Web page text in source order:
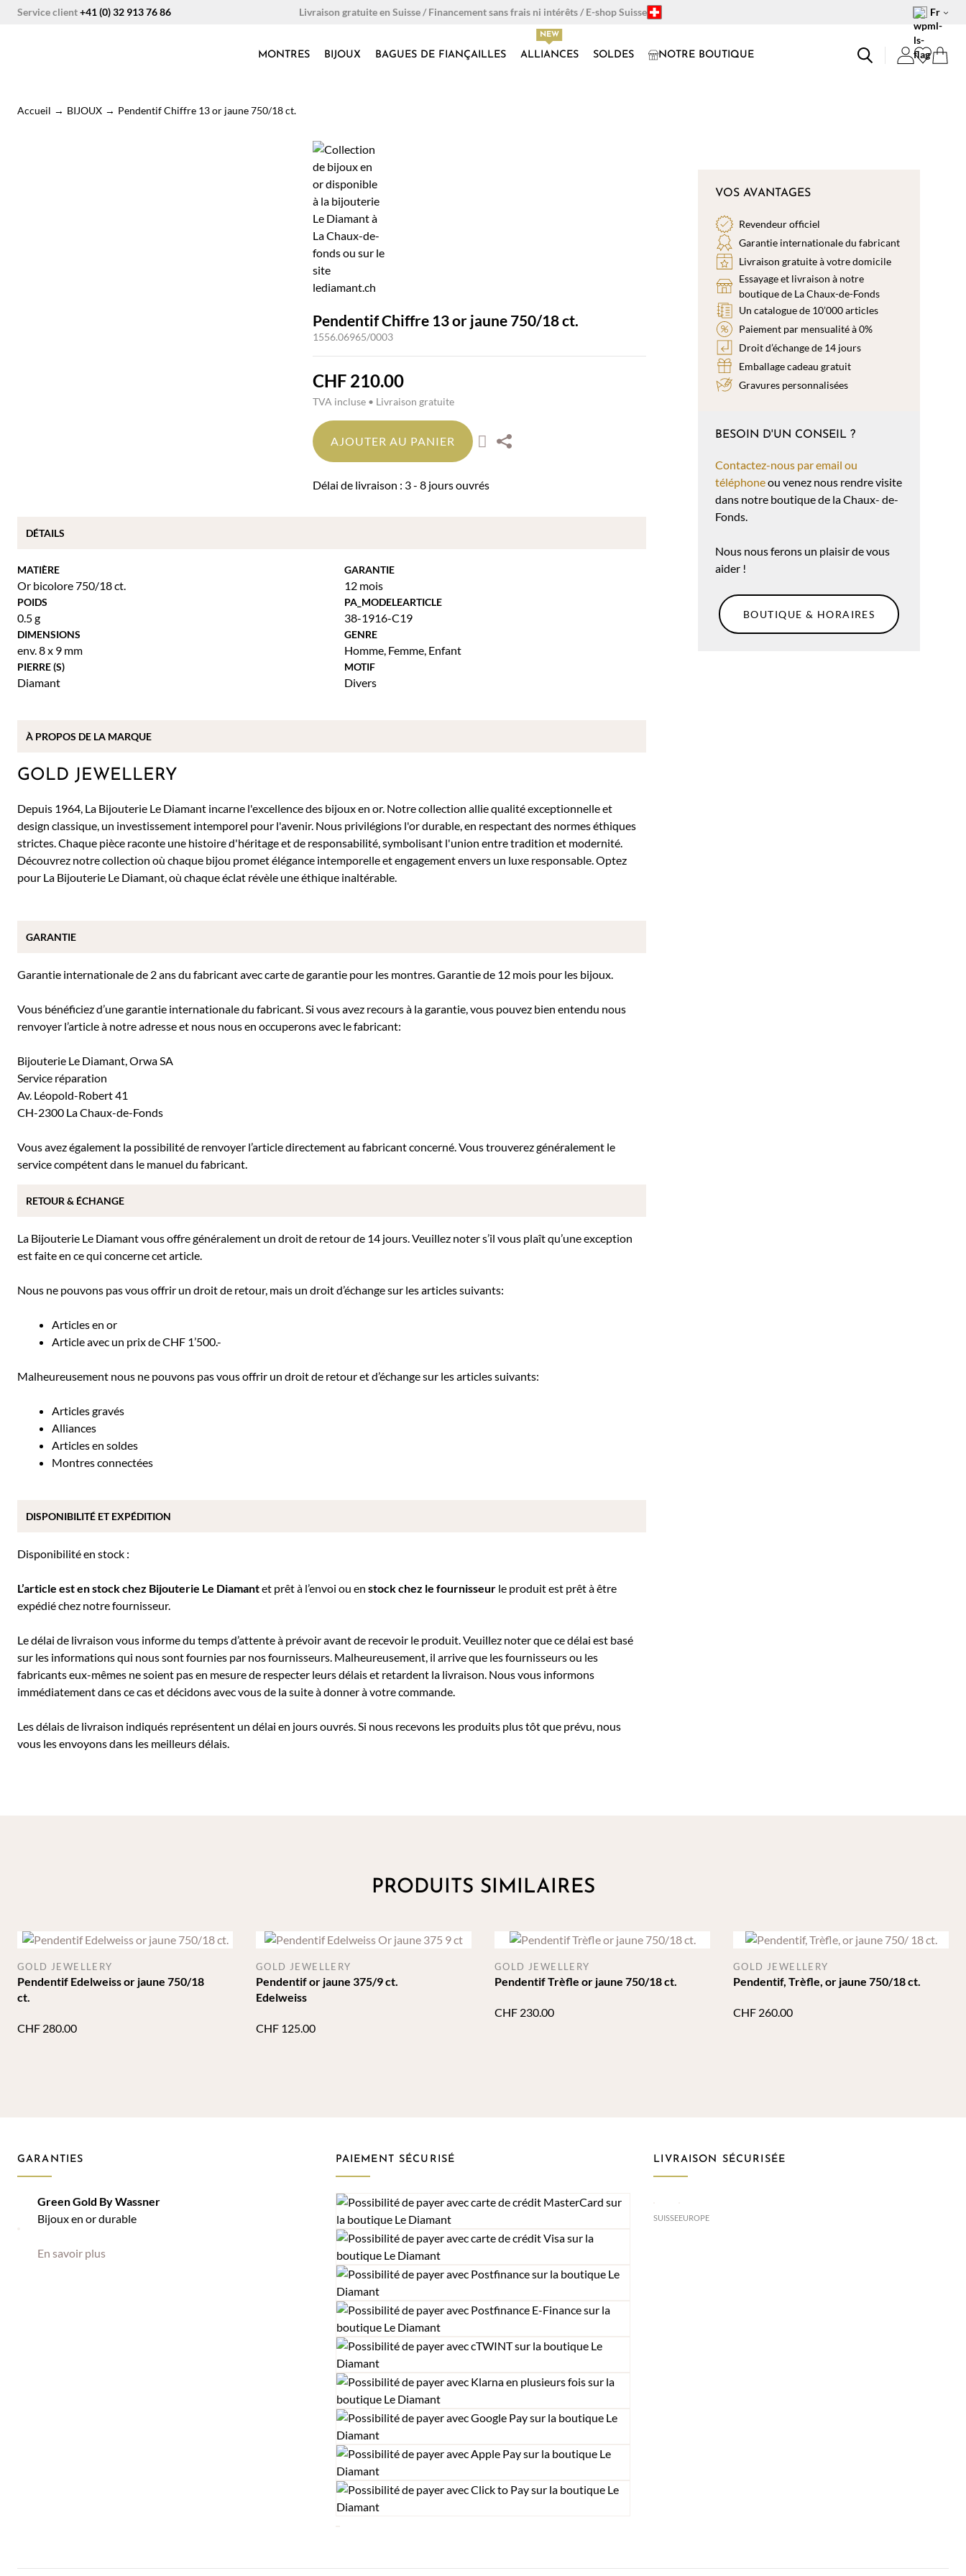
AllerService client+41 (0) 32 913 76 86 Livraison gratuite en Suisse / Financement sans frais ni intérêts / E-shop Suisse Fr
MONTRES BIJOUX BAGUES DE FIANÇAILLES ALLIANCES SOLDES NOTRE BOUTIQUE
Accueil → BIJOUX → Pendentif Chiffre 13 or jaune 750/18 ct.
Pendentif Chiffre 13 or jaune 750/18 ct.
1556.06965/0003
CHF 210.00
TVA incluse • Livraison gratuite
AJOUTER AU PANIER
Délai de livraison : 3 - 8 jours ouvrés
MATIÈRE
Or bicolore 750/18 ct.
GARANTIE
12 mois
POIDS
0.5 g
PA_MODELEARTICLE
38-1916-C19
DIMENSIONS
env. 8 x 9 mm
GENRE
Homme, Femme, Enfant
PIERRE (S)
Diamant
MOTIF
Divers
GOLD JEWELLERY
Depuis 1964, La Bijouterie Le Diamant incarne l'excellence des bijoux en or. Notre collection allie qualité exceptionnelle et
design classique, un investissement intemporel pour l'avenir. Nous privilégions l'or durable, en respectant des normes éthiques
strictes. Chaque pièce raconte une histoire d'héritage et de responsabilité, symbolisant l'union entre tradition et modernité.
Découvrez notre collection où chaque bijou promet élégance intemporelle et engagement envers un luxe responsable. Optez
pour La Bijouterie Le Diamant, où chaque éclat révèle une éthique inaltérable.
Garantie internationale de 2 ans du fabricant avec carte de garantie pour les montres. Garantie de 12 mois pour les bijoux.
Vous bénéficiez d’une garantie internationale du fabricant. Si vous avez recours à la garantie, vous pouvez bien entendu nous
renvoyer l’article à notre adresse et nous nous en occuperons avec le fabricant:
Bijouterie Le Diamant, Orwa SA
Service réparation
Av. Léopold-Robert 41
CH-2300 La Chaux-de-Fonds
Vous avez également la possibilité de renvoyer l’article directement au fabricant concerné. Vous trouverez généralement le
service compétent dans le manuel du fabricant.
La Bijouterie Le Diamant vous offre généralement un droit de retour de 14 jours. Veuillez noter s’il vous plaît qu’une exception
est faite en ce qui concerne cet article.
Nous ne pouvons pas vous offrir un droit de retour, mais un droit d’échange sur les articles suivants:
Articles en or
Article avec un prix de CHF 1’500.-
Malheureusement nous ne pouvons pas vous offrir un droit de retour et d’échange sur les articles suivants:
Articles gravés
Alliances
Articles en soldes
Montres connectées
Disponibilité en stock :
L’article est en stock chez Bijouterie Le Diamantet prêt à l’envoi ou en stock chez le fournisseur le produit est prêt à être
expédié chez notre fournisseur.
Le délai de livraison vous informe du temps d’attente à prévoir avant de recevoir le produit. Veuillez noter que ce délai est basé
sur les informations qui nous sont fournies par nos fournisseurs. Malheureusement, il arrive que les fournisseurs ou les
fabricants eux-mêmes ne soient pas en mesure de respecter leurs délais et retardent la livraison. Nous vous informons
immédiatement dans ce cas et décidons avec vous de la suite à donner à votre commande.
Les délais de livraison indiqués représentent un délai en jours ouvrés. Si nous recevons les produits plus tôt que prévu, nous
vous les envoyons dans les meilleurs délais.
DÉTAILS
À PROPOS DE LA MARQUE
GARANTIE
RETOUR & ÉCHANGE
DISPONIBILITÉ ET EXPÉDITION
VOS AVANTAGES
Revendeur officiel
Garantie internationale du fabricant
Livraison gratuite à votre domicile
Essayage et livraison à notre
boutique de La Chaux-de-Fonds
Un catalogue de 10’000 articles
Paiement par mensualité à 0%
Droit d’échange de 14 jours
Emballage cadeau gratuit
Gravures personnalisées
BESOIN D'UN CONSEIL ?
Contactez-nous par email ou
téléphoneou venez nous rendre visite
dans notre boutique de la Chaux- de-
Fonds.
Nous nous ferons un plaisir de vous
aider !
BOUTIQUE & HORAIRES
PRODUITS SIMILAIRES
Pendentif Edelweiss or jaune 750/18
ct.
GOLD JEWELLERY
CHF 280.00
Pendentif or jaune 375/9 ct.
Edelweiss
GOLD JEWELLERY
CHF 125.00
Pendentif Trèfle or jaune 750/18 ct.
GOLD JEWELLERY
CHF 230.00
Pendentif, Trèfle, or jaune 750/18 ct.
GOLD JEWELLERY
CHF 260.00
GARANTIES
Green Gold By Wassner
Bijoux en or durable
En savoir plus
PAIEMENT SÉCURISÉ LIVRAISON SÉCURISÉE
SUISSEEUROPE